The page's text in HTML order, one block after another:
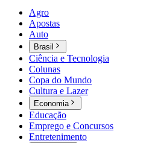
Agro
Apostas
Auto
Brasil
Ciência e Tecnologia
Colunas
Copa do Mundo
Cultura e Lazer
Economia
Educação
Emprego e Concursos
Entretenimento